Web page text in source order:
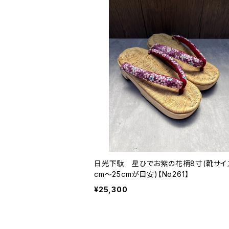
日光下駄 星ひでお紫の花柄8寸(靴サイ
cm〜25cmが目安)【No261】
¥25,300